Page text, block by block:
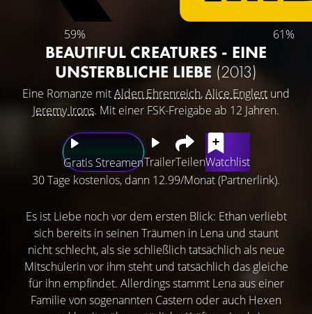
59% 61%
BEAUTIFUL CREATURES - EINE
UNSTERBLICHE LIEBE (2013)
Eine Romanze mitAlden Ehrenreich,Alice Englert und
Jeremy Irons. Mit einer FSK-Freigabe ab 12 Jahren.
Gratis StreamenTrailerTeilenWatchlist
30 Tage kostenlos, dann 12.99/Monat (Partnerlink).
Es ist Liebe noch vor dem ersten Blick: Ethan verliebt
sich bereits in seinen Träumen in Lena und staunt
nicht schlecht, als sie schließlich tatsächlich als neue
Mitschülerin vor ihm steht und tatsächlich das gleiche
für ihn empfindet. Allerdings stammt Lena aus einer
Familie von sogenannten Castern oder auch Hexen